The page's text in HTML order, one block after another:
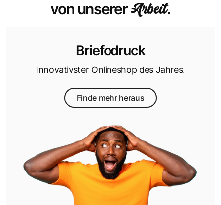
von unsererArbeit.
Briefodruck
Innovativster Onlineshop des Jahres.
Finde mehr heraus